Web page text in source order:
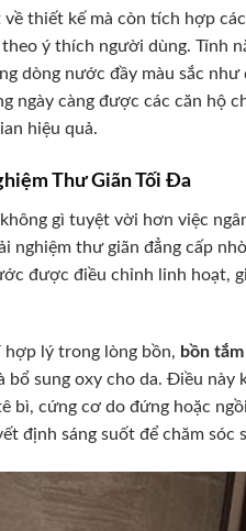
về thiết kế mà còn tích hợp
ý thích người dùng. Tính
dòng nước đầy màu sắc
ngày càng được các căn hộ
hiệu quả.
Thư Giãn Tối Đa
gì tuyệt vời hơn việc
nghiệm thư giãn đẳng cấp
được điều chỉnh linh hoạt,
lý trong lòng bồn, bồn
bổ sung oxy cho da. Điều
bì, cứng cơ do đứng hoặc
định sáng suốt để chăm sóc